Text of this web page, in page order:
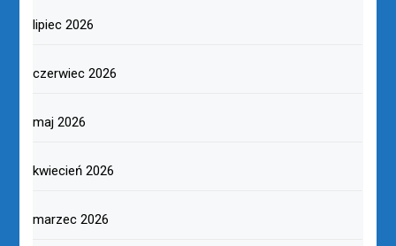
lipiec 2026
czerwiec 2026
maj 2026
kwiecień 2026
marzec 2026